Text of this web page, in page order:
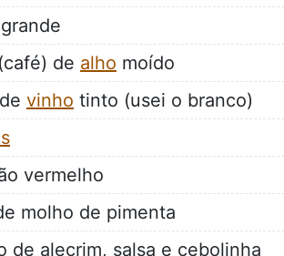
grande
de alho moído
vinho tinto (usei o branco)
vermelho
molho de pimenta
de alecrim, salsa e cebolinha